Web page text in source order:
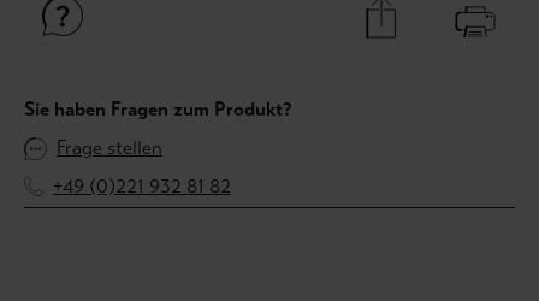
Sie haben Fragen zum Produkt?
Frage stellen
+49 (0)221 932 81 82